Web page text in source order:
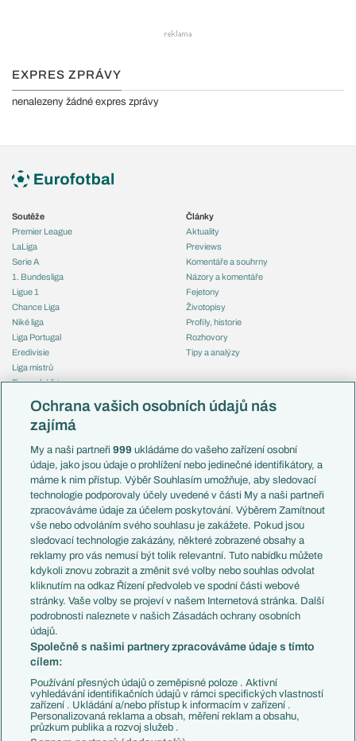
EXPRES ZPRÁVY
nenalezeny žádné expres zprávy
Soutěže
Premier League
LaLiga
Serie A
1. Bundesliga
Ligue 1
Chance Liga
Niké liga
Liga Portugal
Eredivisie
Liga mistrů
Evropská liga
Mistrovství světa
Liga národů
Témata
Představení týmů MS
EuroSkauting
PL v kostce
Evropské koeficienty
Přestupy
Přestupové spekulace
Zranění
Kluby
Arsenal FC
Chelsea FC
Manchester United
AC Milán
Juventus FC
Bayern Mnichov
FC Barcelona
Real Madrid
Články
Aktuality
Previews
Komentáře a souhrny
Názory a komentáře
Fejetony
Životopisy
Profily, historie
Rozhovory
Tipy a analýzy
Česko
Francie
Itálie
Německo
Španělsko
Argentina
Brazílie
Přestupy
Zápasy
Livescore
Tipovací soutěž
Ochrana vašich osobních údajů nás
zajímá
My a naši partneři999 ukládáme do vašeho zařízení osobní
údaje, jako jsou údaje o prohlížení nebo jedinečné identifikátory, a
máme k nim přístup. Výběr Souhlasím umožňuje, aby sledovací
technologie podporovaly účely uvedené v části My a naši partneři
zpracováváme údaje za účelem poskytování. Výběrem Zamítnout
vše nebo odvoláním svého souhlasu je zakážete. Pokud jsou
sledovací technologie zakázány, některé zobrazené obsahy a
reklamy pro vás nemusí být tolik relevantní. Tuto nabídku můžete
kdykoli znovu zobrazit a změnit své volby nebo souhlas odvolat
kliknutím na odkaz Řízení předvoleb ve spodní části webové
stránky. Vaše volby se projeví v našem Internetová stránka. Další
podrobnosti naleznete v našich Zásadách ochrany osobních
údajů.
Společně s našimi partnery zpracováváme údaje s tímto
cílem:
Používání přesných údajů o zeměpisné poloze . Aktivní
vyhledávání identifikačních údajů v rámci specifických vlastností
zařízení . Ukládání a/nebo přístup k informacím v zařízení .
Personalizovaná reklama a obsah, měření reklam a obsahu,
průzkum publika a rozvoj služeb .